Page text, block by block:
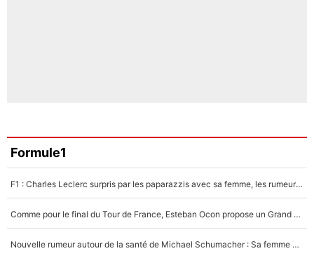
Formule1
F1 : Charles Leclerc surpris par les paparazzis avec sa femme, les rumeurs étaient vraies !
Comme pour le final du Tour de France, Esteban Ocon propose un Grand Prix de Formule 1 à Paris : «Autour de l’Arc de Triomphe, ce serait génial» !
Nouvelle rumeur autour de la santé de Michael Schumacher : Sa femme Corinna sort du silence